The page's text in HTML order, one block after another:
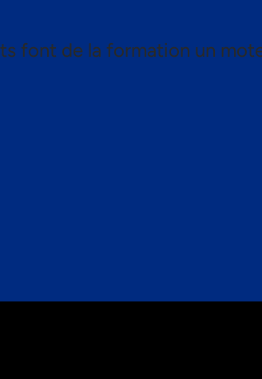
font de la formation un